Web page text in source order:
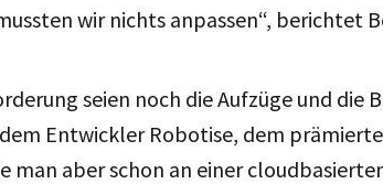
wir nichts anpassen“, berichtet
seien noch die Aufzüge und die
Entwickler Robotise, dem
man aber schon an einer